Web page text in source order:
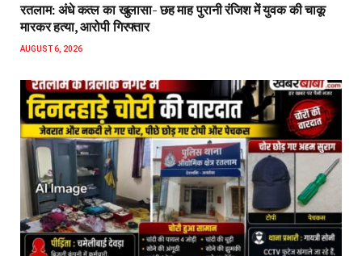
रतलाम: अंधे कत्ल का खुलासा- छह माह पुरानी रंजिश में युवक की चाकू
मारकर हत्या, आरोपी गिरफ्तार
AUGUST 6, 2026